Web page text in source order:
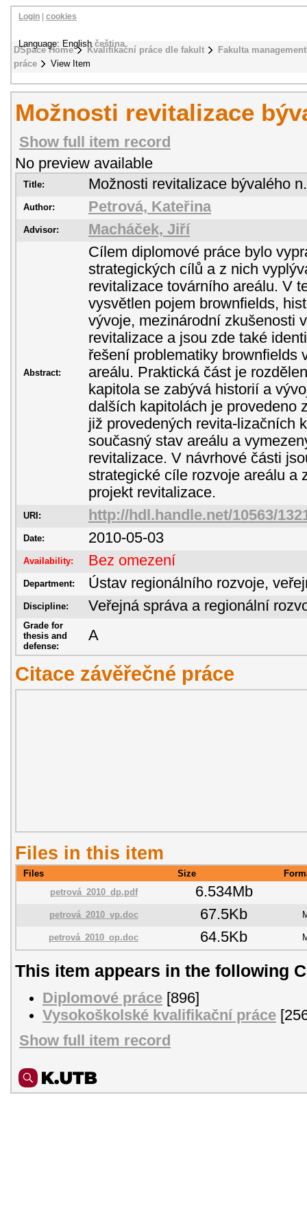
DSpace Home Kvalifikační práce dle fakult
Fakulta
práce
View Item
Login cookies
Language: Englishčeština
Možnosti revitalizace
Show full item record
No preview available
Title: Možnosti revitalizace bývalého
Author: Petrová, Kateřina
Advisor: Macháček, Jiří
Abstract:
Cílem diplomové práce bylo
strategických cílů a z nich
revitalizace továrního areálu. V
vysvětlen pojem brownfields,
vývoje, mezinárodní zkušenosti
revitalizace a jsou zde také
řešení problematiky brownfields
areálu. Praktická část je
kapitola se zabývá historií a
dalších kapitolách je provedeno
již provedených revita-lizačních
současný stav areálu a
revitalizace. V návrhové části
strategické cíle rozvoje areálu a
projekt revitalizace.
URI: http://hdl.handle.net/10563/
Date: 2010-05-03
Availability: Bez omezení
Department: Ústav regionálního rozvoje,
Discipline: Veřejná správa a regionální
Grade for
thesis and
defense:
A
Citace závěřečné práce
Files in this item
Files Size
petrová_2010_dp.pdf
6.534Mb
petrová_2010_vp.doc 67.5Kb
petrová_2010_op.doc 64.5Kb
This item appears in the following
Diplomové práce [896]
Vysokoškolské kvalifikační práce
Show full item record